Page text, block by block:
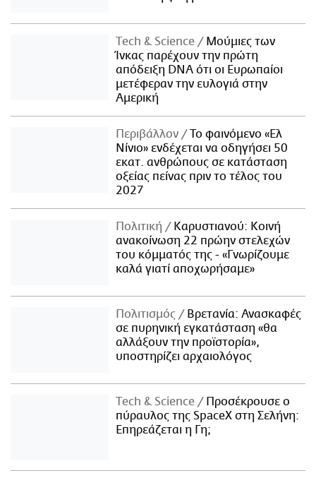
Τech & Science
Μούμιες των
Ίνκας παρέχουν την πρώτη
απόδειξη DNA ότι οι Ευρωπαίοι
μετέφεραν την ευλογιά στην
Αμερική
Περιβάλλον
Το φαινόμενο «Ελ
Νίνιο» ενδέχεται να οδηγήσει 50
εκατ. ανθρώπους σε κατάσταση
οξείας πείνας πριν το τέλος του
2027
Πολιτική
Καρυστιανού: Κοινή
ανακοίνωση 22 πρώην στελεχών
του κόμματός της - «Γνωρίζουμε
καλά γιατί αποχωρήσαμε»
Πολιτισμός
Βρετανία: Ανασκαφές
σε πυρηνική εγκατάσταση «θα
αλλάξουν την προϊστορία»,
υποστηρίζει αρχαιολόγος
Τech & Science
Προσέκρουσε ο
πύραυλος της SpaceX στη Σελήνη:
Επηρεάζεται η Γη;